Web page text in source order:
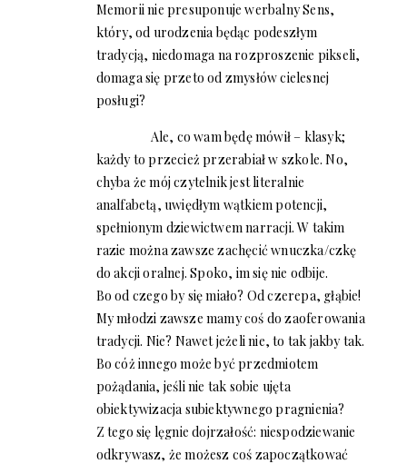
Memorii nie presuponuje werbalny Sens,
który, od urodzenia będąc podeszłym
tradycją, niedomaga na rozproszenie pikseli,
domaga się przeto od zmysłów cielesnej
posługi?
Ale, co wam będę mówił – klasyk;
każdy to przecież przerabiał w szkole. No,
chyba że mój czytelnik jest literalnie
analfabetą, uwiędłym wątkiem potencji,
spełnionym dziewictwem narracji. W takim
razie można zawsze zachęcić wnuczka/czkę
do akcji oralnej. Spoko, im się nie odbije.
Bo od czego by się miało? Od czerepa, głąbie!
My młodzi zawsze mamy coś do zaoferowania
tradycji. Nie? Nawet jeżeli nie, to tak jakby tak.
Bo cóż innego może być przedmiotem
pożądania, jeśli nie tak sobie ujęta
obiektywizacja subiektywnego pragnienia?
Z tego się lęgnie dojrzałość: niespodziewanie
odkrywasz, że możesz coś zapoczątkować